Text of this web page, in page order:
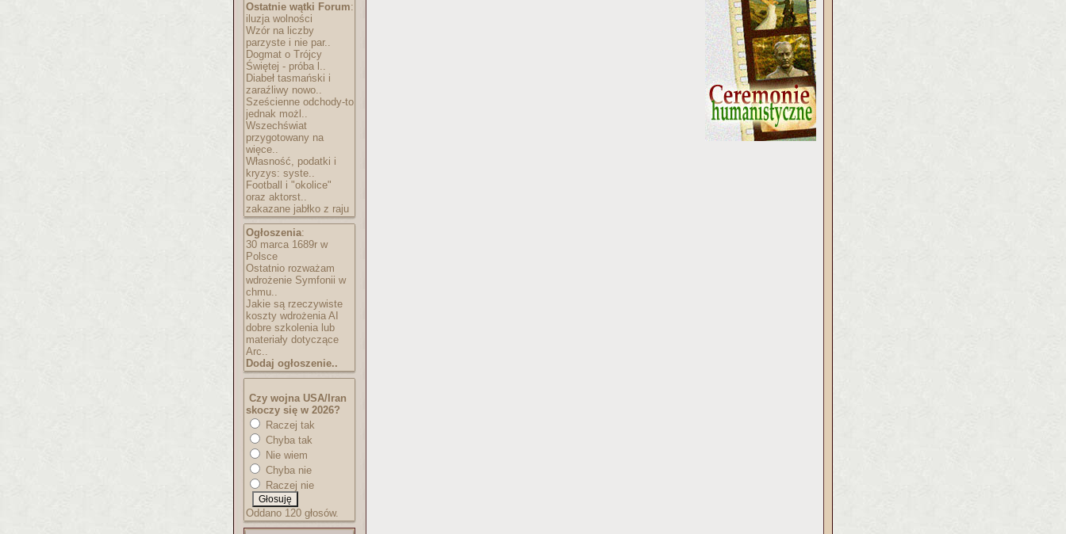
Ostatnie wątki Forum:
iluzja wolności
Wzór na liczby
parzyste i nie par..
Dogmat o Trójcy
Świętej - próba l..
Diabeł tasmański i
zaraźliwy nowo..
Sześcienne odchody-to
jednak możl..
Wszechświat
przygotowany na
więce..
Własność, podatki i
kryzys: syste..
Football i "okolice"
oraz aktorst..
zakazane jabłko z raju
Ogłoszenia:
30 marca 1689r w
Polsce
Ostatnio rozważam
wdrożenie Symfonii w
chmu..
Jakie są rzeczywiste
koszty wdrożenia AI
dobre szkolenia lub
materiały dotyczące
Arc..
Dodaj ogłoszenie..
Czy wojna USA/Iran
skoczy się w 2026?
Raczej tak
Chyba tak
Nie wiem
Chyba nie
Raczej nie
Oddano 120 głosów.